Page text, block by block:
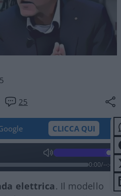
25
CLICCA QUI
0:00/--:--
elettrica. Il modello